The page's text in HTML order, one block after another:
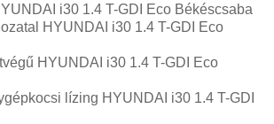
i30 1.4 T-GDI Eco Békéscsaba
HYUNDAI i30 1.4 T-GDI Eco
HYUNDAI i30 1.4 T-GDI Eco
lízing HYUNDAI i30 1.4 T-GDI